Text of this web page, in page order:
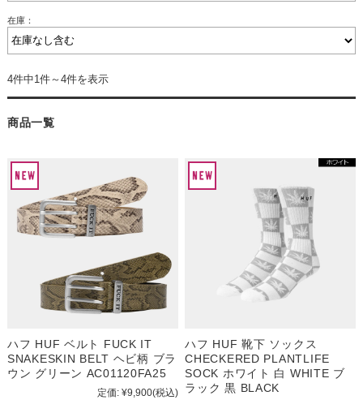
在庫：
4件中1件～4件を表示
商品一覧
ハフ HUF ベルト FUCK IT
SNAKESKIN BELT ヘビ柄 ブラ
ウン グリーン AC01120FA25
定価: ¥9,900(税込)
ハフ HUF 靴下 ソックス
CHECKERED PLANTLIFE
SOCK ホワイト 白 WHITE ブ
ラック 黒 BLACK